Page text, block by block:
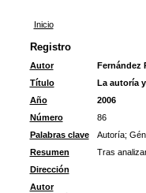
Inicio
Registro
Autor
Fernández
Título
La autoría
Año
2006
Número
86
Palabras clave
Autoría;
Resumen
Tras
Dirección
Autor